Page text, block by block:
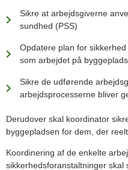
Sikre at arbejdsgiverne
sundhed (PSS)
Opdatere plan for
som arbejdet på
Sikre de udførende
arbejdsprocesserne bliver
Derudover skal koordinator
byggepladsen for dem, der
Koordinering af de enkelte
sikkerhedsforanstaltninger skal